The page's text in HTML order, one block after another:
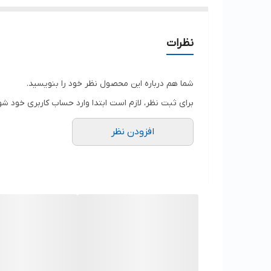
نظرات
شما هم درباره این محصول نظر خود را بنویسید.
برای ثبت نظر، لازم است ابتدا وارد حساب کاربری خود
افزودن نظر